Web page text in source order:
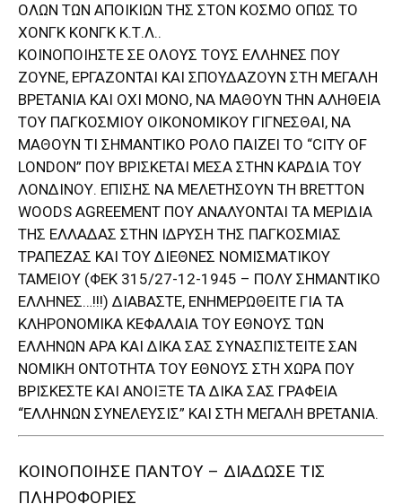
ΟΛΩΝ ΤΩΝ ΑΠΟΙΚΙΩΝ ΤΗΣ ΣΤΟΝ ΚΟΣΜΟ ΟΠΩΣ ΤΟ
ΧΟΝΓΚ ΚΟΝΓΚ Κ.Τ.Λ..
ΚΟΙΝΟΠΟΙΗΣΤΕ ΣΕ ΟΛΟΥΣ ΤΟΥΣ ΕΛΛΗΝΕΣ ΠΟΥ
ΖΟΥΝΕ, ΕΡΓΑΖΟΝΤΑΙ ΚΑΙ ΣΠΟΥΔΑΖΟΥΝ ΣΤΗ ΜΕΓΑΛΗ
ΒΡΕΤΑΝΙΑ ΚΑΙ ΟΧΙ ΜΟΝΟ, ΝΑ ΜΑΘΟΥΝ ΤΗΝ ΑΛΗΘΕΙΑ
ΤΟΥ ΠΑΓΚΟΣΜΙΟΥ ΟΙΚΟΝΟΜΙΚΟΥ ΓΙΓΝΕΣΘΑΙ, ΝΑ
ΜΑΘΟΥΝ ΤΙ ΣΗΜΑΝΤΙΚΟ ΡΟΛΟ ΠΑΙΖΕΙ ΤΟ “CITY OF
LONDON” ΠΟΥ ΒΡΙΣΚΕΤΑΙ ΜΕΣΑ ΣΤΗΝ ΚΑΡΔΙΑ ΤΟΥ
ΛΟΝΔΙΝΟΥ. ΕΠΙΣΗΣ ΝΑ ΜΕΛΕΤΗΣΟΥΝ ΤΗ BRETTON
WOODS AGREEMENT ΠΟΥ ΑΝΑΛΥΟΝΤΑΙ ΤΑ ΜΕΡΙΔΙΑ
ΤΗΣ ΕΛΛΑΔΑΣ ΣΤΗΝ ΙΔΡΥΣΗ ΤΗΣ ΠΑΓΚΟΣΜΙΑΣ
ΤΡΑΠΕΖΑΣ ΚΑΙ ΤΟΥ ΔΙΕΘΝΕΣ ΝΟΜΙΣΜΑΤΙΚΟΥ
ΤΑΜΕΙΟΥ (ΦΕΚ 315/27-12-1945 – ΠΟΛΥ ΣΗΜΑΝΤΙΚΟ
ΕΛΛΗΝΕΣ…!!!) ΔΙΑΒΑΣΤΕ, ΕΝΗΜΕΡΩΘΕΙΤΕ ΓΙΑ ΤΑ
ΚΛΗΡΟΝΟΜΙΚΑ ΚΕΦΑΛΑΙΑ ΤΟΥ ΕΘΝΟΥΣ ΤΩΝ
ΕΛΛΗΝΩΝ ΑΡΑ ΚΑΙ ΔΙΚΑ ΣΑΣ ΣΥΝΑΣΠΙΣΤΕΙΤΕ ΣΑΝ
ΝΟΜΙΚΗ ΟΝΤΟΤΗΤΑ ΤΟΥ ΕΘΝΟΥΣ ΣΤΗ ΧΩΡΑ ΠΟΥ
ΒΡΙΣΚΕΣΤΕ ΚΑΙ ΑΝΟΙΞΤΕ ΤΑ ΔΙΚΑ ΣΑΣ ΓΡΑΦΕΙΑ
“ΕΛΛΗΝΩΝ ΣΥΝΕΛΕΥΣΙΣ” ΚΑΙ ΣΤΗ ΜΕΓΑΛΗ ΒΡΕΤΑΝΙΑ.
ΚΟΙΝΟΠΟΙΗΣΕ ΠΑΝΤΟΥ – ΔΙΑΔΩΣΕ ΤΙΣ
ΠΛΗΡΟΦΟΡΙΕΣ